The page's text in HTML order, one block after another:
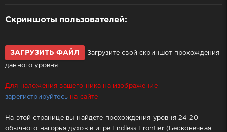
Скриншоты пользователей:
ЗАГРУЗИТЬ ФАЙЛ Загрузите свой скриншот прохождения
данного уровня
Для наложения вашего ника на изображение
зарегистрируйтесьна сайте
На этой странице вы найдете прохождения уровня 24-20
обычного нагорья духов в игре Endless Frontier (Бесконечная